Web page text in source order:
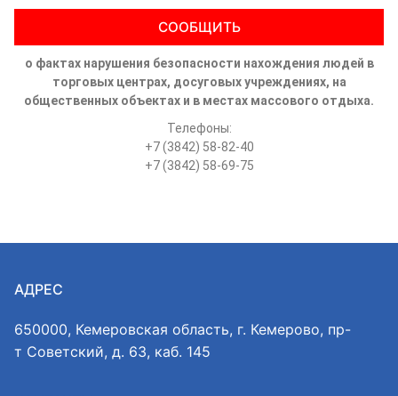
СООБЩИТЬ
о фактах нарушения безопасности нахождения людей в
торговых центрах, досуговых учреждениях, на
общественных объектах и в местах массового отдыха.
Телефоны:
+7 (3842) 58-82-40
+7 (3842) 58-69-75
АДРЕС
650000, Кемеровская область, г. Кемерово, пр-
т Советский, д. 63, каб. 145